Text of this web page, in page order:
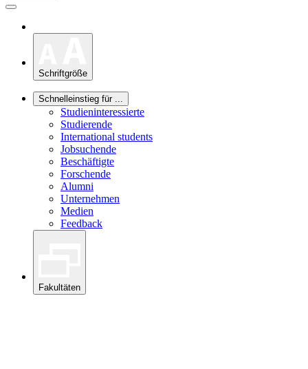
Schriftgröße
Schnelleinstieg für ...
Studieninteressierte
Studierende
International students
Jobsuchende
Beschäftigte
Forschende
Alumni
Unternehmen
Medien
Feedback
Fakultäten